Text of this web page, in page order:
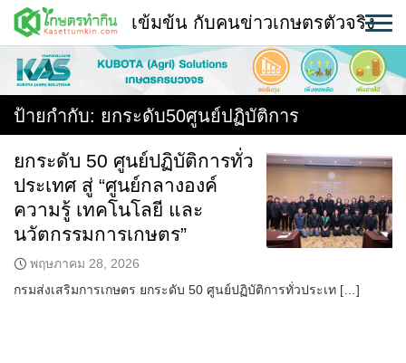
Skip
content
พืช
หน้าแรก
แวดวงเกษตร
ใคร ทำอะไร ที่ไหน
สถานีข่าววันนี้
เข้มข้น กับคนข่าวเกษตรตัวจริง
ป้ายกำกับ: ยกระดับ50ศูนย์ปฏิบัติการ
ยกระดับ 50 ศูนย์ปฏิบัติการทั่ว
ประเทศ สู่ “ศูนย์กลางองค์
ความรู้ เทคโนโลยี และ
นวัตกรรมการเกษตร”
พฤษภาคม 28, 2026
กรมส่งเสริมการเกษตร ยกระดับ 50 ศูนย์ปฏิบัติการทั่วประเท […]